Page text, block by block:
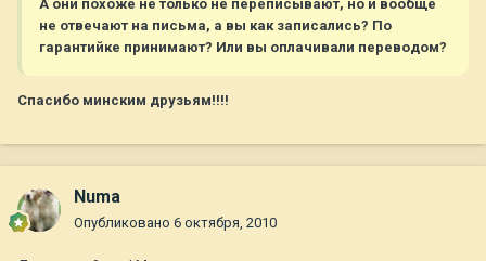
А они похоже не только не переписывают, но и вообще
не отвечают на письма, а вы как записались? По
гарантийке принимают? Или вы оплачивали переводом?
Спасибо минским друзьям!!!!
Numa
Опубликовано 6 октября, 2010